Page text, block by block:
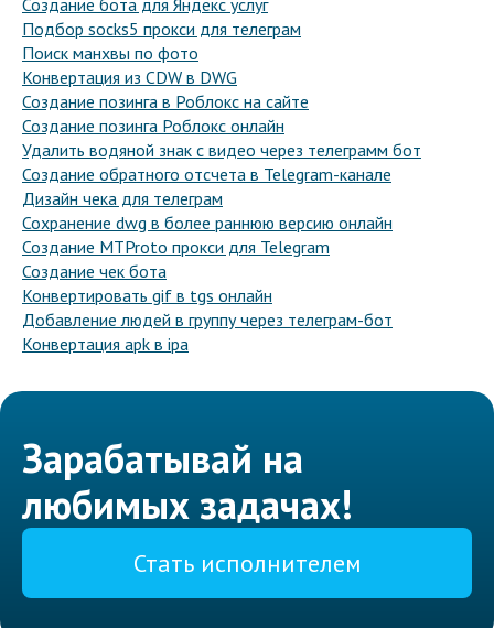
Создание бота для Яндекс услуг
Подбор socks5 прокси для телеграм
Поиск манхвы по фото
Конвертация из CDW в DWG
Создание позинга в Роблокс на сайте
Создание позинга Роблокс онлайн
Удалить водяной знак с видео через телеграмм бот
Создание обратного отсчета в Telegram-канале
Дизайн чека для телеграм
Сохранение dwg в более раннюю версию онлайн
Создание MTProto прокси для Telegram
Создание чек бота
Конвертировать gif в tgs онлайн
Добавление людей в группу через телеграм-бот
Конвертация apk в ipa
Зарабатывай на
любимых задачах!
Стать исполнителем